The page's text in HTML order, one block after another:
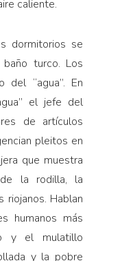
caliente.
dormitorios se
turco. Los
del “agua”. En
el jefe del
de artículos
pleitos en
que muestra
la rodilla, la
Hablan
humanos más
y el mulatillo
y la pobre